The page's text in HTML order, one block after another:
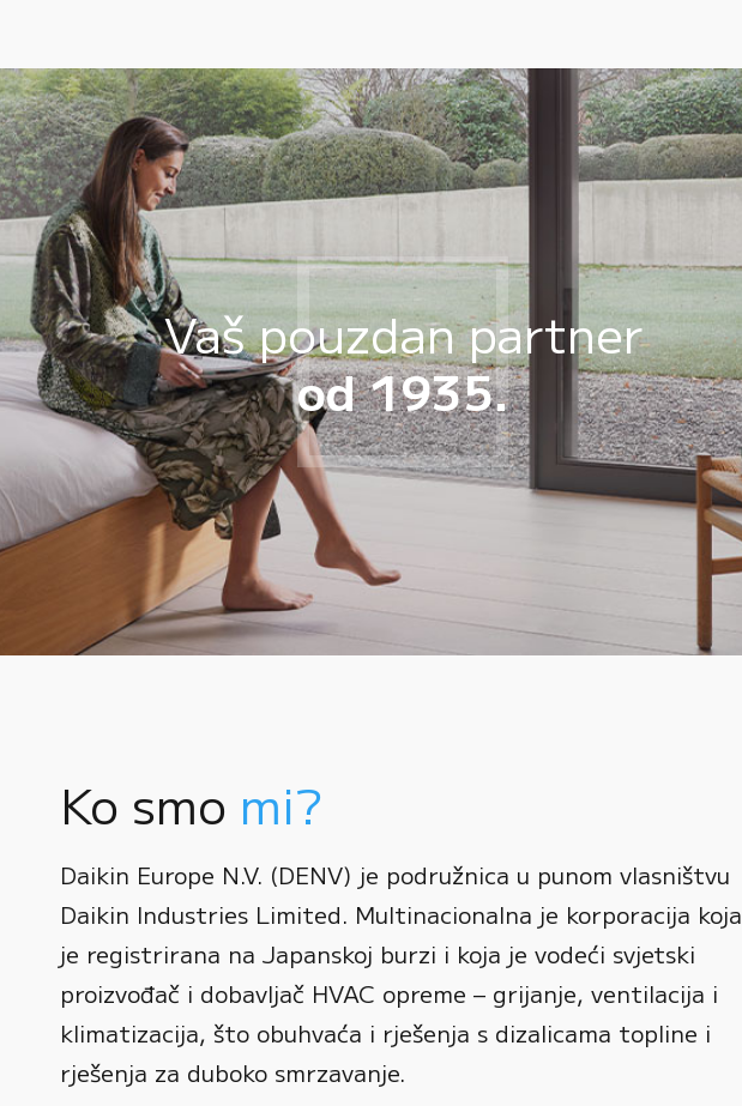
Vaš pouzdan partner
od 1935.
Ko smo mi?
Daikin Europe N.V. (DENV) je podružnica u punom vlasništvu
Daikin Industries Limited. Multinacionalna je korporacija koja
je registrirana na Japanskoj burzi i koja je vodeći svjetski
proizvođač i dobavljač HVAC opreme – grijanje, ventilacija i
klimatizacija, što obuhvaća i rješenja s dizalicama topline i
rješenja za duboko smrzavanje.
0
1
2
3
4
0
1
2
3
0
1
2
0